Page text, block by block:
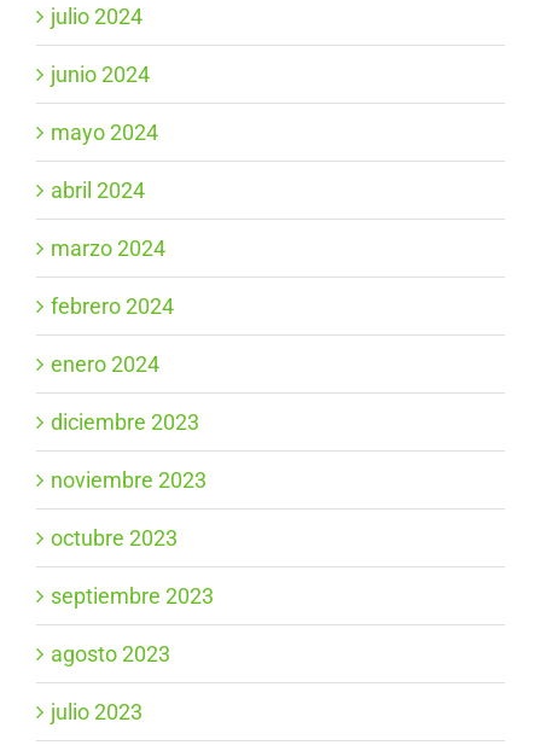
julio 2024
junio 2024
mayo 2024
abril 2024
marzo 2024
febrero 2024
enero 2024
diciembre 2023
noviembre 2023
octubre 2023
septiembre 2023
agosto 2023
julio 2023